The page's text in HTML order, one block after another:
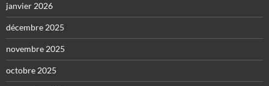
janvier 2026
décembre 2025
novembre 2025
octobre 2025